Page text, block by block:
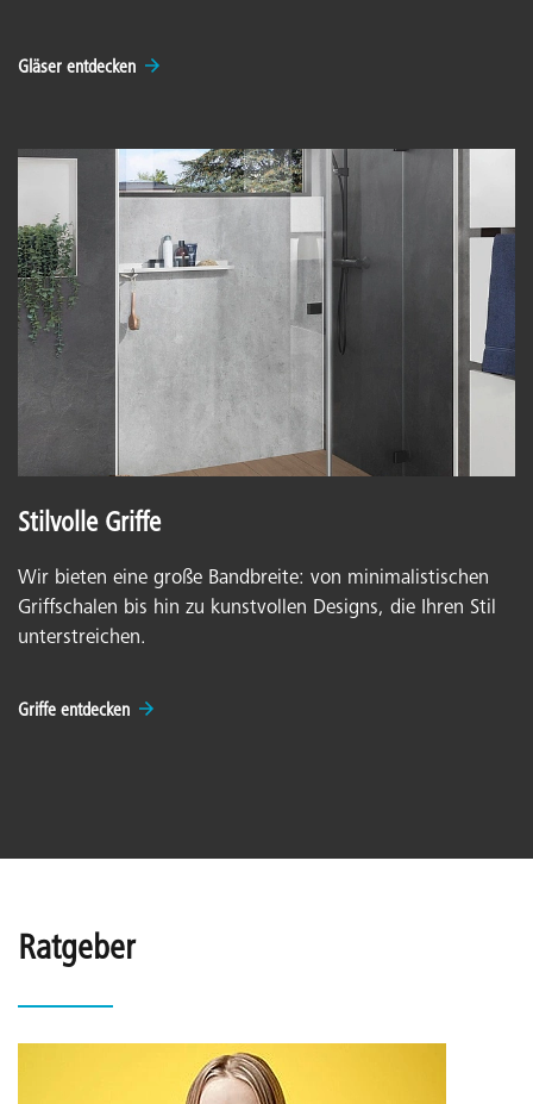
Gläser entdecken
Stilvolle Griffe
Wir bieten eine große Bandbreite: von minimalistischen
Griffschalen bis hin zu kunstvollen Designs, die Ihren Stil
unterstreichen.
Griffe entdecken
Ratgeber